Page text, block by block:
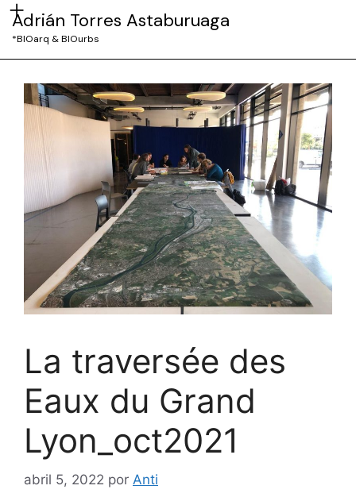
Adrián Torres Astaburuaga
*BIOarq & BIOurbs
La traversée des
Eaux du Grand
Lyon_oct2021
abril 5, 2022 por Anti